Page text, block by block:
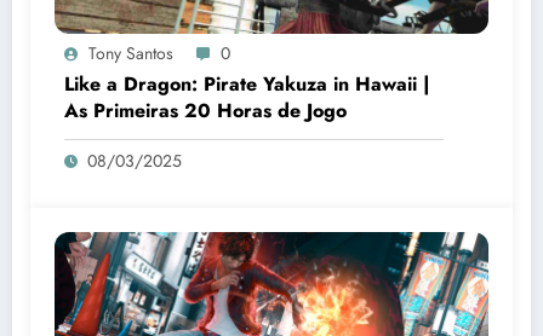
Tony Santos 0
Like a Dragon: Pirate Yakuza in Hawaii |
As Primeiras 20 Horas de Jogo
08/03/2025